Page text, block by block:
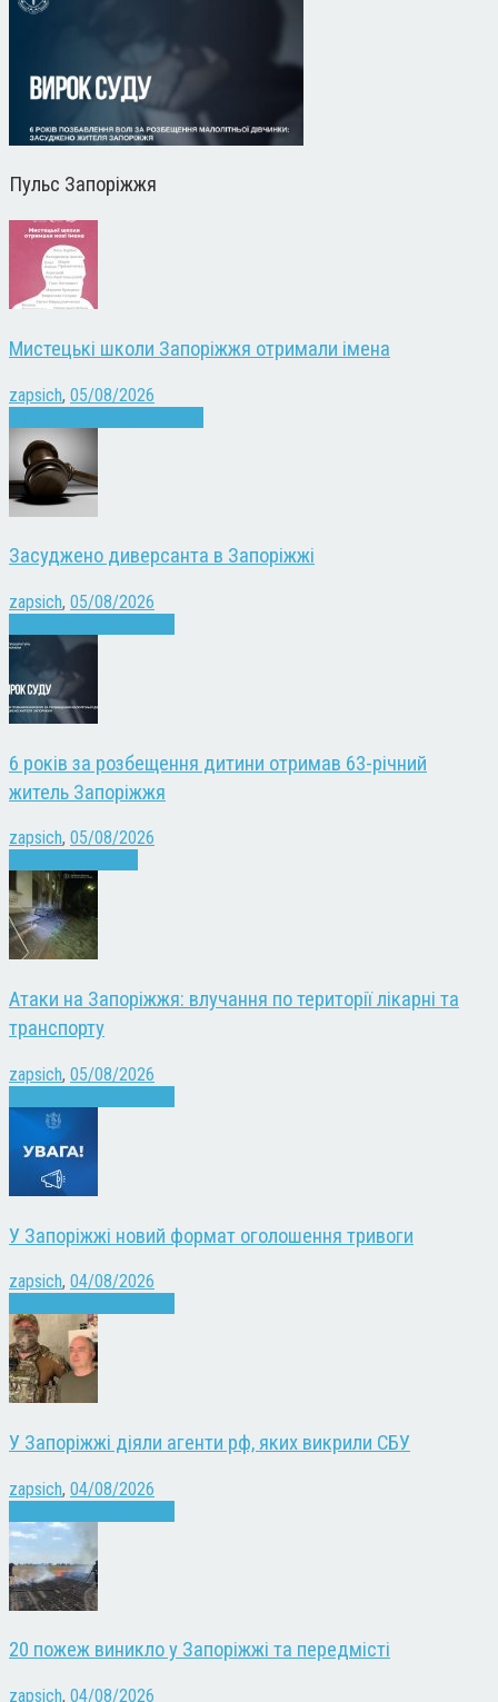
Пульс Запоріжжя
Мистецькі школи Запоріжжя отримали імена
zapsich, 05/08/2026
Засуджено диверсанта в Запоріжжі
zapsich, 05/08/2026
6 років за розбещення дитини отримав 63-річний
житель Запоріжжя
zapsich, 05/08/2026
Атаки на Запоріжжя: влучання по території лікарні та
транспорту
zapsich, 05/08/2026
У Запоріжжі новий формат оголошення тривоги
zapsich, 04/08/2026
У Запоріжжі діяли агенти рф, яких викрили СБУ
zapsich, 04/08/2026
20 пожеж виникло у Запоріжжі та передмісті
zapsich, 04/08/2026